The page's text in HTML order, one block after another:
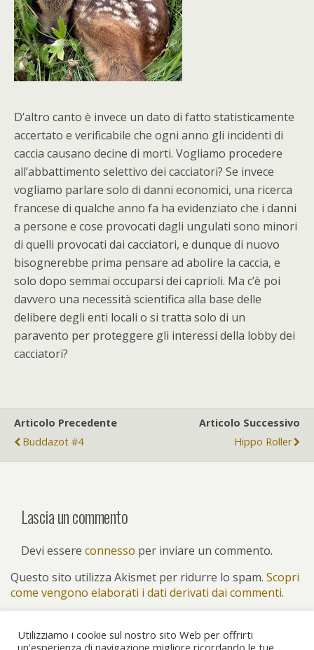
D’altro canto è invece un dato di fatto statisticamente
accertato e verificabile che ogni anno gli incidenti di
caccia causano decine di morti. Vogliamo procedere
all’abbattimento selettivo dei cacciatori? Se invece
vogliamo parlare solo di danni economici, una ricerca
francese di qualche anno fa ha evidenziato che i danni
a persone e cose provocati dagli ungulati sono minori
di quelli provocati dai cacciatori, e dunque di nuovo
bisognerebbe prima pensare ad abolire la caccia, e
solo dopo semmai occuparsi dei caprioli. Ma c’è poi
davvero una necessità scientifica alla base delle
delibere degli enti locali o si tratta solo di un
paravento per proteggere gli interessi della lobby dei
cacciatori?
Articolo Precedente
Buddazot #4
Articolo Successivo
Hippo Roller
Lascia un commento
Devi essere connesso per inviare un commento.
Questo sito utilizza Akismet per ridurre lo spam. Scopri
come vengono elaborati i dati derivati dai commenti.
Utilizziamo i cookie sul nostro sito Web per offrirti
un'esperienza di navigazione migliore ricordando le tue